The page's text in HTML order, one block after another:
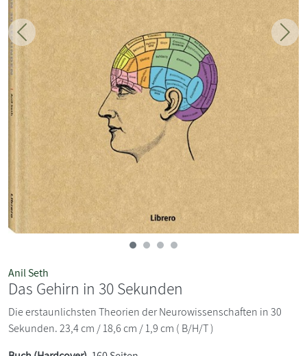
Zurück
Anil Seth
Das Gehirn in 30 Sekunden
Die erstaunlichsten Theorien der Neurowissenschaften in 30
Sekunden. 23,4 cm / 18,6 cm / 1,9 cm ( B/H/T )